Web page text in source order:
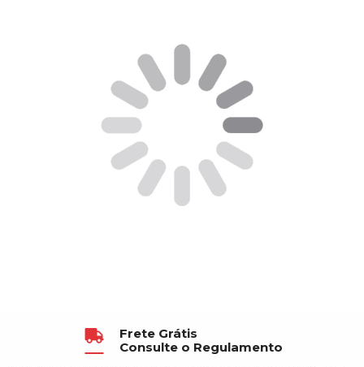
Frete Grátis
Consulte o Regulamento